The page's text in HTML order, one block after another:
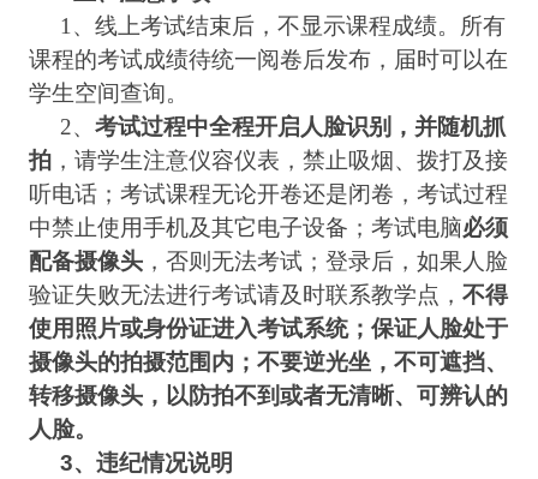
1 、线上考试结束后，不显示课程成绩。所有
课程的考试成绩待统一阅卷后发布，届时可以在
学生空间查询。
2、 考试过程中全程开启人脸识别，并随机抓
拍，请学生注意仪容仪表，禁止吸烟、拨打及接
听电话；考试课程无论开卷还是闭卷，考试过程
中禁止使用手机及其它电子设备；考试电脑必须
配备摄像头，否则无法考试；登录后，如果人脸
验证失败无法进行考试请及时联系教学点， 不得
使用照片或身份证进入考试系统； 保证人脸处于
摄像头的拍摄范围内；不要逆光坐，不可遮挡、
转移摄像头，以防拍不到或者无清晰、可辨认的
人脸。
3、违纪情况说明